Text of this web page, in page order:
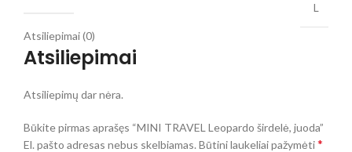
L
Atsiliepimai (0)
Atsiliepimai
Atsiliepimų dar nėra.
Būkite pirmas aprašęs “MINI TRAVEL Leopardo širdelė, juoda”
El. pašto adresas nebus skelbiamas. Būtini laukeliai pažymėti*